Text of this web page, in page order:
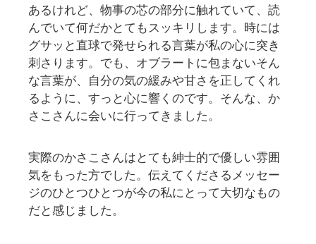
あるけれど、物事の芯の部分に触れていて、読
んでいて何だかとてもスッキリします。時には
グサッと直球で発せられる言葉が私の心に突き
刺さります。でも、オブラートに包まないそん
な言葉が、自分の気の緩みや甘さを正してくれ
るように、すっと心に響くのです。そんな、か
さこさんに会いに行ってきました。
実際のかさこさんはとても紳士的で優しい雰囲
気をもった方でした。伝えてくださるメッセー
ジのひとつひとつが今の私にとって大切なもの
だと感じました。